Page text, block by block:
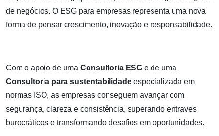
de negócios. O ESG para empresas representa uma nova
forma de pensar crescimento, inovação e responsabilidade.
Com o apoio de uma Consultoria ESG e de uma
Consultoria para sustentabilidade especializada em
normas ISO, as empresas conseguem avançar com
segurança, clareza e consistência, superando entraves
burocráticos e transformando desafios em oportunidades.